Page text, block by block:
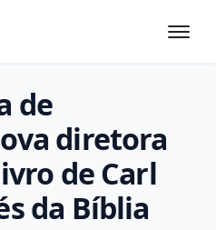
de
diretora
de Carl
da Bíblia